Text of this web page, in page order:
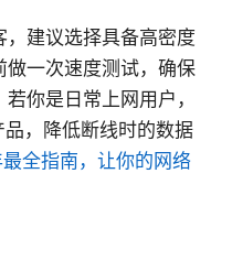
，建议选择具备高密度
一次速度测试，确保
你是日常上网用户，
，降低断线时的数据
全指南，让你的网络